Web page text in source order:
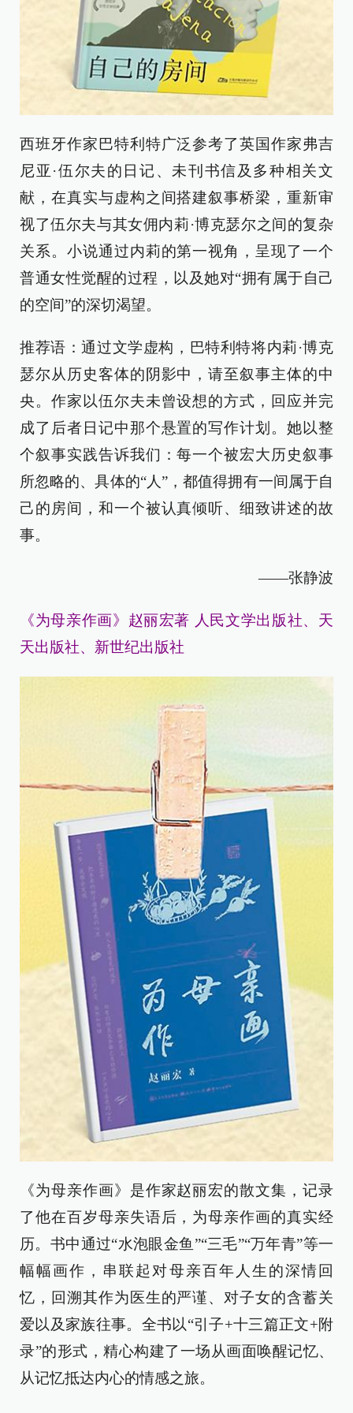
西班牙作家巴特利特广泛参考了英国作家弗吉
尼亚·伍尔夫的日记、未刊书信及多种相关文
献，在真实与虚构之间搭建叙事桥梁，重新审
视了伍尔夫与其女佣内莉·博克瑟尔之间的复杂
关系。小说通过内莉的第一视角，呈现了一个
普通女性觉醒的过程，以及她对“拥有属于自己
的空间”的深切渴望。
推荐语：通过文学虚构，巴特利特将内莉·博克
瑟尔从历史客体的阴影中，请至叙事主体的中
央。作家以伍尔夫未曾设想的方式，回应并完
成了后者日记中那个悬置的写作计划。她以整
个叙事实践告诉我们：每一个被宏大历史叙事
所忽略的、具体的“人”，都值得拥有一间属于自
己的房间，和一个被认真倾听、细致讲述的故
事。
——张静波
《为母亲作画》赵丽宏著 人民文学出版社、天
天出版社、新世纪出版社
《为母亲作画》是作家赵丽宏的散文集，记录
了他在百岁母亲失语后，为母亲作画的真实经
历。书中通过“水泡眼金鱼”“三毛”“万年青”等一
幅幅画作，串联起对母亲百年人生的深情回
忆，回溯其作为医生的严谨、对子女的含蓄关
爱以及家族往事。全书以“引子+十三篇正文+附
录”的形式，精心构建了一场从画面唤醒记忆、
从记忆抵达内心的情感之旅。